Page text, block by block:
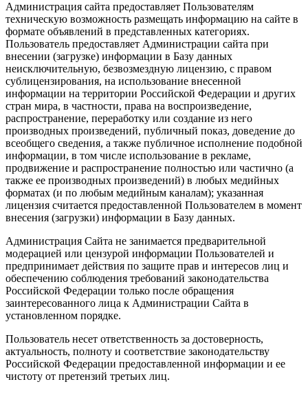
Администрация сайта предоставляет Пользователям
техническую возможность размещать информацию на сайте в
формате объявлений в представленных категориях.
Пользователь предоставляет Администрации сайта при
внесении (загрузке) информации в Базу данных
неисключительную, безвозмездную лицензию, с правом
сублицензирования, на использование внесенной
информации на территории Российской Федерации и других
стран мира, в частности, права на воспроизведение,
распространение, переработку или создание из него
производных произведений, публичный показ, доведение до
всеобщего сведения, а также публичное исполнение подобной
информации, в том числе использование в рекламе,
продвижение и распространение полностью или частично (а
также ее производных произведений) в любых медийных
форматах (и по любым медийным каналам); указанная
лицензия считается предоставленной Пользователем в момент
внесения (загрузки) информации в Базу данных.
Администрация Сайта не занимается предварительной
модерацией или цензурой информации Пользователей и
предпринимает действия по защите прав и интересов лиц и
обеспечению соблюдения требований законодательства
Российской Федерации только после обращения
заинтересованного лица к Администрации Сайта в
установленном порядке.
Пользователь несет ответственность за достоверность,
актуальность, полноту и соответствие законодательству
Российской Федерации предоставленной информации и ее
чистоту от претензий третьих лиц.